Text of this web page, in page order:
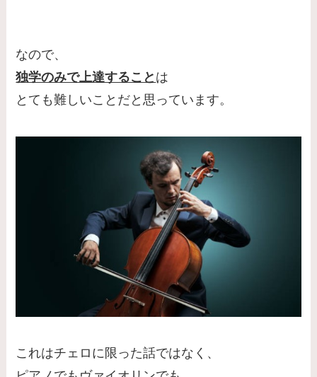
なので、
独学のみで上達すること は
とても難しいことだと思っています。
これはチェロに限った話ではなく、